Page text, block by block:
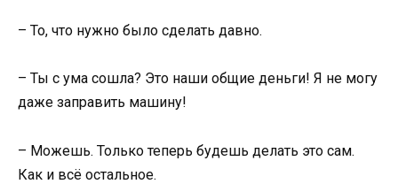
– То, что нужно было сделать давно.
– Ты с ума сошла? Это наши общие деньги! Я не могу
даже заправить машину!
– Можешь. Только теперь будешь делать это сам.
Как и всё остальное.